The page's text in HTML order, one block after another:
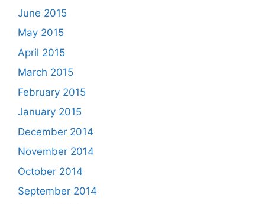
June 2015
May 2015
April 2015
March 2015
February 2015
January 2015
December 2014
November 2014
October 2014
September 2014